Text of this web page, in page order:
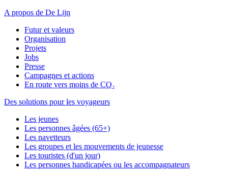
A propos de De Lijn
Futur et valeurs
Organisation
Projets
Jobs
Presse
Campagnes et actions
En route vers moins de CO₂
Des solutions pour les voyageurs
Les jeunes
Les personnes âgées (65+)
Les navetteurs
Les groupes et les mouvements de jeunesse
Les touristes (d'un jour)
Les personnes handicapées ou les accompagnateurs